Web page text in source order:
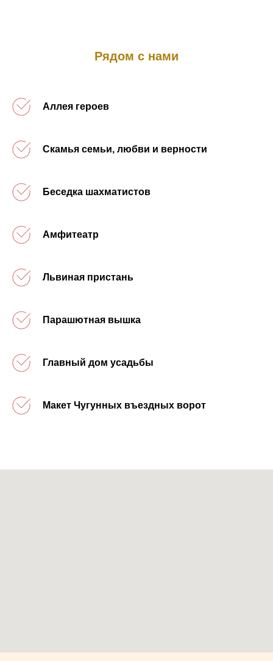
Рядом с нами
Аллея героев
Скамья семьи, любви и верности
Беседка шахматистов
Амфитеатр
Львиная пристань
Парашютная вышка
Главный дом усадьбы
Макет Чугунных въездных ворот